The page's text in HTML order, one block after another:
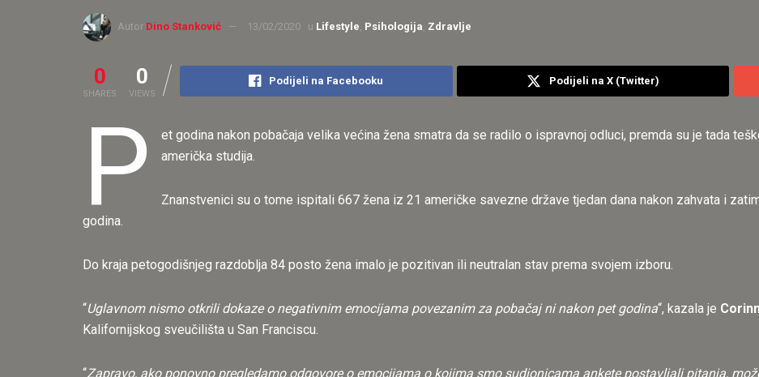
Autor Dino Stanković 13/02/2020 u Lifestyle Psihologija Zdravlje
0
SHARES
0
VIEWS
Podijeli na Facebooku Podijeli na X (Twitter)
P
et godina nakon pobačaja velika većina žena smatra da se radilo o ispravnoj odluci, premda su je tada
američka studija.
Znanstvenici su o tome ispitali 667 žena iz 21 američke savezne države tjedan dana nakon zahvata i
godina.
Do kraja petogodišnjeg razdoblja 84 posto žena imalo je pozitivan ili neutralan stav prema svojem izboru.
“Uglavnom nismo otkrili dokaze o negativnim emocijama povezanim za pobačaj ni nakon pet godina“, kazala je
Kalifornijskog sveučilišta u San Franciscu.
“Zapravo, ako ponovno pregledamo odgovore o emocijama o kojima smo sudionicama ankete postavljali pitanja,